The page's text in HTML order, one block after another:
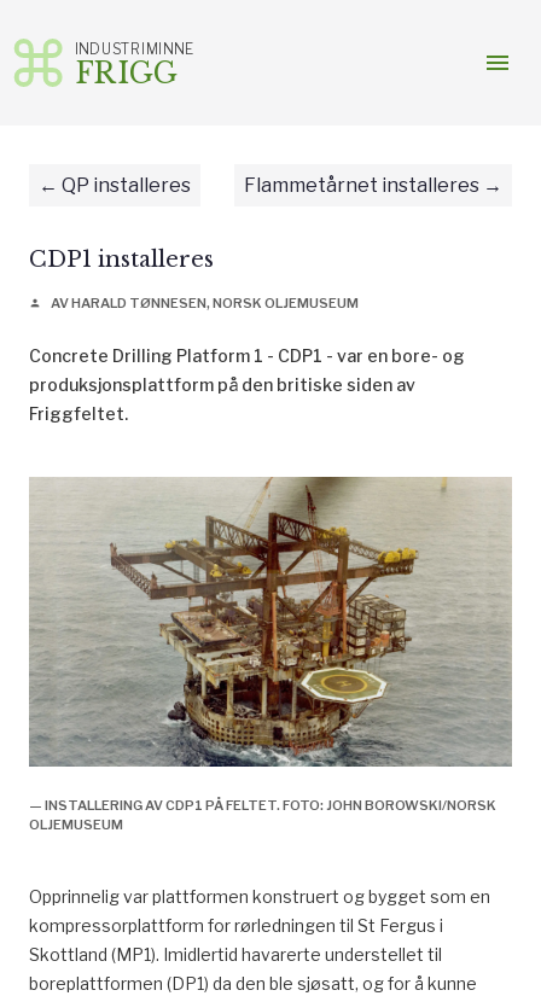
innhold
menu
INDUSTRIMINNE
FRIGG
QP installeres Flammetårnet installeres
CDP1 installeres
person AV HARALD TØNNESEN, NORSK OLJEMUSEUM
Concrete Drilling Platform 1 - CDP1 - var en bore- og
produksjonsplattform på den britiske siden av
Friggfeltet.
— INSTALLERING AV CDP1 PÅ FELTET. FOTO: JOHN BOROWSKI/NORSK
OLJEMUSEUM
Opprinnelig var plattformen konstruert og bygget som en
kompressorplattform for rørledningen til St Fergus i
Skottland (MP1). Imidlertid havarerte understellet til
boreplattformen (DP1) da den ble sjøsatt, og for å kunne